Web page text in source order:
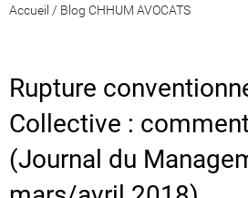
Accueil / Blog CHHUM AVOCATS
Rupture
Collective :
(Journal du